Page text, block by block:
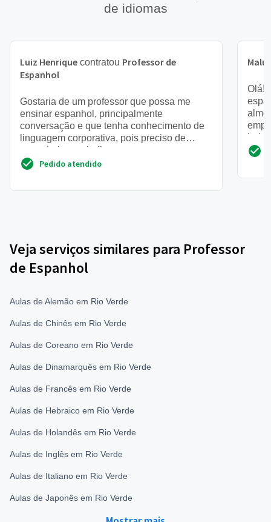
de idiomas
Luiz Henrique contratou Professor de
Espanhol
Gostaria de um professor que possa me
ensinar espanhol, principalmente
conversação e que tenha conhecimento de
linguagem corporativa, pois preciso de
espanhol no trabalho
Pedido atendido
Malu
Olá!
Veja serviços similares para Professor
de Espanhol
Aulas de Alemão em Rio Verde
Aulas de Chinês em Rio Verde
Aulas de Coreano em Rio Verde
Aulas de Dinamarquês em Rio Verde
Aulas de Francês em Rio Verde
Aulas de Hebraico em Rio Verde
Aulas de Holandês em Rio Verde
Aulas de Inglês em Rio Verde
Aulas de Italiano em Rio Verde
Aulas de Japonês em Rio Verde